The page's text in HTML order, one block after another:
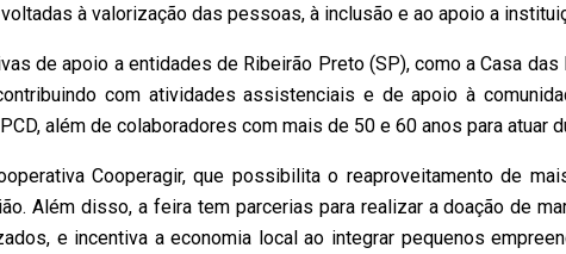
à valorização das pessoas, à inclusão e ao apoio a
de apoio a entidades de Ribeirão Preto (SP), como a Casa das
com atividades assistenciais e de apoio à
além de colaboradores com mais de 50 e 60 anos para atuar
Cooperagir, que possibilita o reaproveitamento de
Além disso, a feira tem parcerias para realizar a doação de
e incentiva a economia local ao integrar pequenos